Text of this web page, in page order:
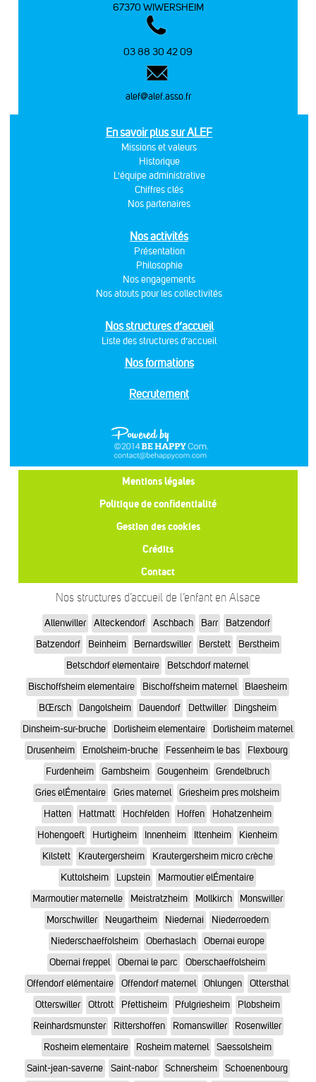
67370 WIWERSHEIM
03 88 30 42 09
alef@alef.asso.fr
En savoir plus sur ALEF
Missions et valeurs
Historique
L'équipe administrative
Chiffres clés
Nos partenaires
Nos activités
Présentation
Philosophie
Nos engagements
Nos atouts pour les collectivités
Nos structures d’accueil
Liste des structures d’accueil
Nos formations
Recrutement
Mentions légales
Politique de confidentialité
Gestion des cookies
Crédits
Contact
Nos structures d’accueil de l’enfant en Alsace
Allenwiller Alteckendorf Aschbach Barr
Batzendorf
Batzendorf
Beinheim Bernardswiller Berstett
Berstheim
Betschdorf elementaire
Betschdorf maternel
Bischoffsheim elementaire
Bischoffsheim maternel
Blaesheim
BŒrsch
Dangolsheim Dauendorf Dettwiller
Dingsheim
Dinsheim-sur-bruche
Dorlisheim elementaire
Dorlisheim maternel
Drusenheim
Ernolsheim-bruche Fessenheim le bas
Flexbourg
Furdenheim
Gambsheim Gougenheim
Grendelbruch
Gries elÉmentaire
Gries maternel
Griesheim pres molsheim
Hatten
Hattmatt Hochfelden Hoffen
Hohatzenheim
Hohengoeft
Hurtigheim Innenheim Ittenheim
Kienheim
Kilstett
Krautergersheim
Krautergersheim micro crèche
Kuttolsheim
Lupstein
Marmoutier elÉmentaire
Marmoutier maternelle
Meistratzheim Mollkirch
Monswiller
Morschwiller
Neugartheim Niedernai
Niederroedern
Niederschaeffolsheim
Oberhaslach
Obernai europe
Obernai freppel
Obernai le parc
Oberschaeffolsheim
Offendorf elémentaire
Offendorf maternel Ohlungen
Ottersthal
Otterswiller
Ottrott Pfettisheim Pfulgriesheim
Plobsheim
Reinhardsmunster
Rittershoffen Romanswiller
Rosenwiller
Rosheim elementaire
Rosheim maternel
Saessolsheim
Saint-jean-saverne
Saint-nabor Schnersheim Schoenenbourg